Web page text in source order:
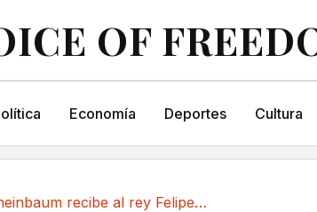
OF
Economía Deportes Cultura
Sheinbaum recibe al rey Felipe VI en México y...